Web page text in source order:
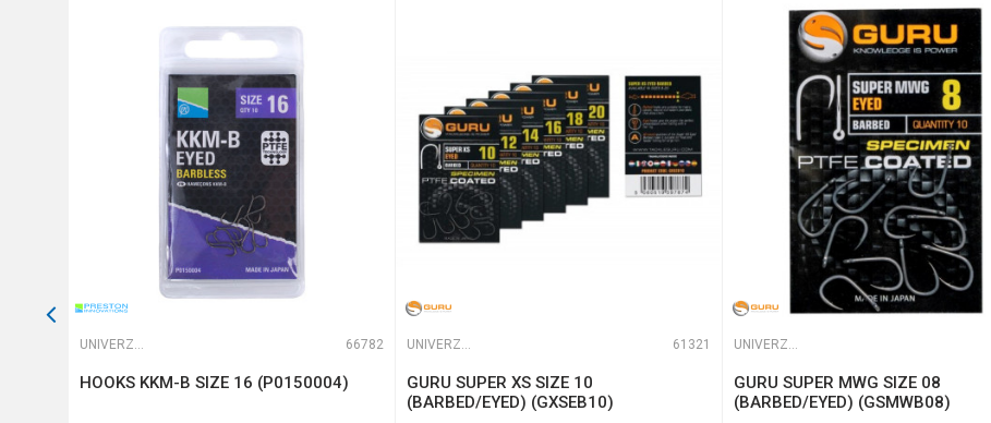
UNIVERZALNE UDICE 66782
HOOKS KKM-B SIZE 16 (P0150004)
UNIVERZALNE UDICE 61321
GURU SUPER XS SIZE 10
(BARBED/EYED) (GXSEB10)
UNIVERZALNE UDICE
GURU SUPER MWG SIZE 08
(BARBED/EYED) (GSMWB08)